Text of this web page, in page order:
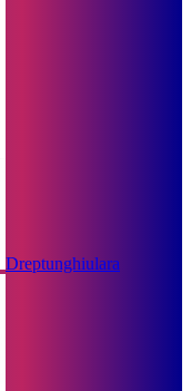
Dreptunghiulara